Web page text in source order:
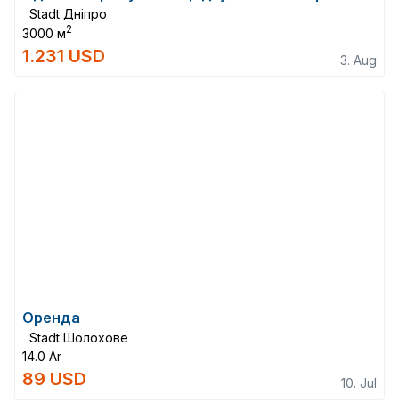
Stadt Дніпро
3000 м2
1.231 USD 3. Aug
Оренда
Stadt Шолохове
14.0 Ar
89 USD 10. Jul